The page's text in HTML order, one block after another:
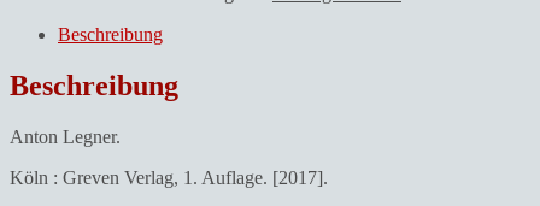
Beschreibung
Beschreibung
Anton Legner.
Köln : Greven Verlag, 1. Auflage. [2017].